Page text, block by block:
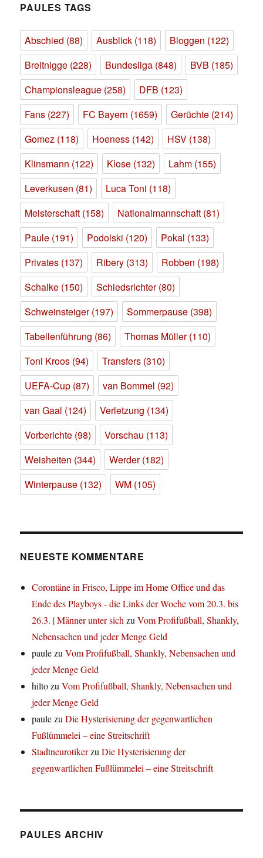
PAULES TAGS
Abschied (88) Ausblick (118) Bloggen (122)
Breitnigge (228) Bundesliga (848) BVB (185)
Championsleague (258) DFB (123)
Fans (227) FC Bayern (1659) Gerüchte (214)
Gomez (118) Hoeness (142) HSV (138)
Klinsmann (122) Klose (132) Lahm (155)
Leverkusen (81) Luca Toni (118)
Meisterschaft (158) Nationalmannschaft (81)
Paule (191) Podolski (120) Pokal (133)
Privates (137) Ribery (313) Robben (198)
Schalke (150) Schiedsrichter(80)
Schweinsteiger(197) Sommerpause (398)
Tabellenführung (86) Thomas Müller(110)
Toni Kroos (94) Transfers (310)
UEFA-Cup (87) van Bommel (92)
van Gaal (124) Verletzung (134)
Vorberichte (98) Vorschau (113)
Weisheiten (344) Werder(182)
Winterpause (132) WM (105)
NEUESTE KOMMENTARE
Corontäne in Frisco, Lippe im Home Office und das
Ende des Playboys - die Links der Woche vom 20.3. bis
26.3. | Männer unter sichzuVom Profifußball, Shankly,
Nebensachen und jeder Menge Geld
paulezuVom Profifußball, Shankly, Nebensachen und
jeder Menge Geld
hiltozuVom Profifußball, Shankly, Nebensachen und
jeder Menge Geld
paulezuDie Hysterisierung der gegenwartlichen
Fußlümmelei – eine Streitschrift
StadtneurotikerzuDie Hysterisierung der
gegenwartlichen Fußlümmelei – eine Streitschrift
PAULES ARCHIV